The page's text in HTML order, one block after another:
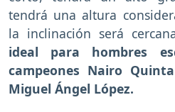
tendrá una altura
la inclinación será
ideal para hombres
campeones Nairo
Miguel Ángel López.